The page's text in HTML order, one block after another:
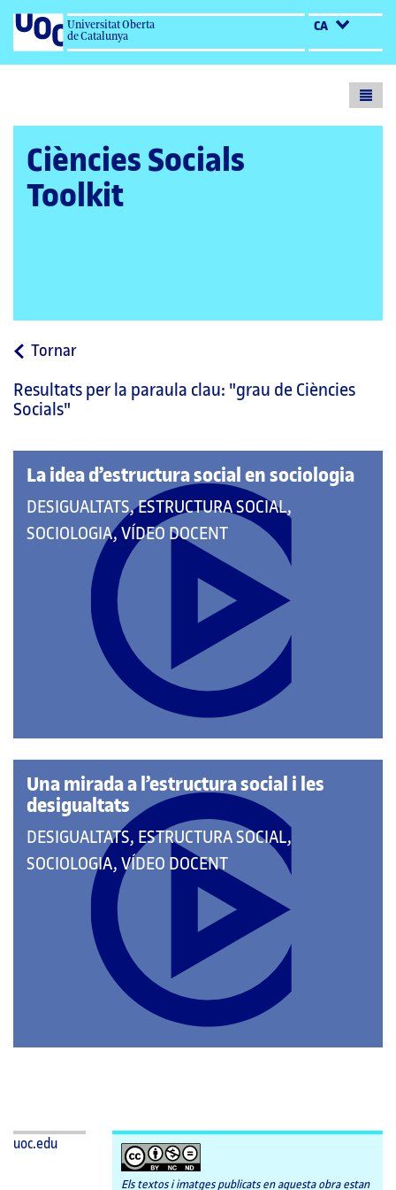
Universitat Oberta
de Catalunya
CA
Ciències Socials
Toolkit
Tornara
pàgina
Resultats per la paraula clau: "grau de Ciències
Socials"
La idea d’estructura social en sociologia
QUE
PERTANY
CATEGORIES:
DESIGUALTATS, ESTRUCTURA SOCIAL,
SOCIOLOGIA, VÍDEO DOCENT
Una mirada a l’estructura social i les
desigualtats
QUE
PERTANY
CATEGORIES:
DESIGUALTATS, ESTRUCTURA SOCIAL,
SOCIOLOGIA, VÍDEO DOCENT
uoc.edu
Els textos i imatges publicats en aquesta obra estan